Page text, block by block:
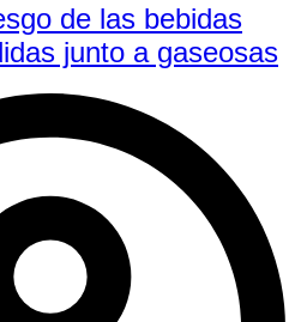
de las bebidas
junto a gaseosas